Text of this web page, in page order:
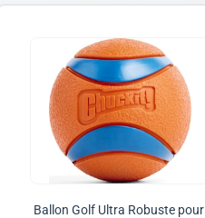
Ballon Golf Ultra Robuste pour